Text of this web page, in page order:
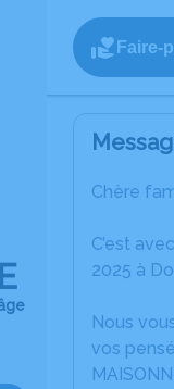
Faire-
Chère
C’est
2025 à
Nous
vos